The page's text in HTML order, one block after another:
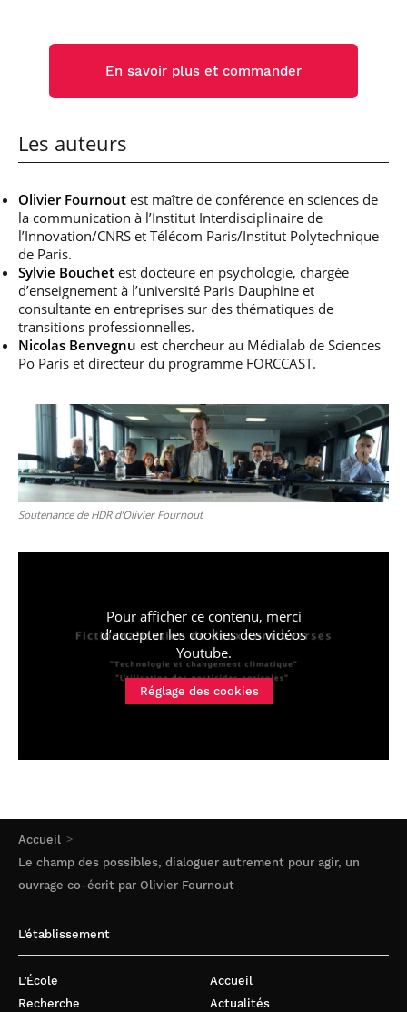
Accueil
Le champ des possibles, dialoguer autrement pour agir, un
ouvrage co-écrit par Olivier Fournout
En savoir plus et commander
Les auteurs
Olivier Fournout est maître de conférence en sciences de
la communication à l’Institut Interdisciplinaire de
l’Innovation/CNRS et Télécom Paris/Institut Polytechnique
de Paris.
Sylvie Bouchet est docteure en psychologie, chargée
d’enseignement à l’université Paris Dauphine et
consultante en entreprises sur des thématiques de
transitions professionnelles.
Nicolas Benvegnu est chercheur au Médialab de Sciences
Po Paris et directeur du programme FORCCAST.
Soutenance de HDR d’Olivier Fournout
Pour afficher ce contenu, merci
d’accepter les cookiesdes vidéos
Youtube.
Réglage des cookies
L’établissement
L’École
Recherche
Accueil
Actualités